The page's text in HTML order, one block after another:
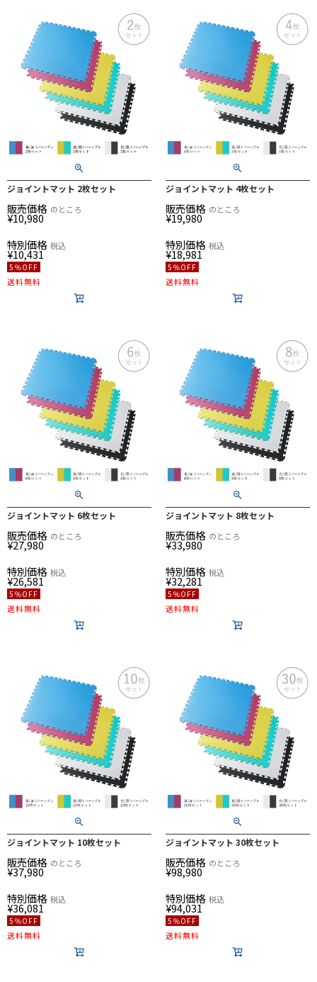
ジョイントマット 2枚セット
販売価格
¥10,980
のところ
特別価格
¥10,431
税込
5％OFF
送料無料
ジョイントマット 4枚セット
販売価格
¥19,980
のところ
特別価格
¥18,981
税込
5％OFF
送料無料
ジョイントマット 6枚セット
販売価格
¥27,980
のところ
特別価格
¥26,581
税込
5％OFF
送料無料
ジョイントマット 8枚セット
販売価格
¥33,980
のところ
特別価格
¥32,281
税込
5％OFF
送料無料
ジョイントマット 10枚セット
販売価格
¥37,980
のところ
特別価格
¥36,081
税込
5％OFF
送料無料
ジョイントマット 30枚セット
販売価格
¥98,980
のところ
特別価格
¥94,031
税込
5％OFF
送料無料